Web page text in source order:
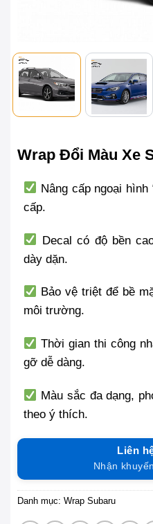
Wrap Đổi Màu Xe
Nâng cấp ngoại hình
cấp.
Decal có độ bền
dày dặn.
Bảo vệ triệt để bề
môi trường.
Thời gian thi công
gỡ dễ dàng.
Màu sắc đa dạng,
theo ý thích.
Liên
Nhận
Danh mục: Wrap Subaru